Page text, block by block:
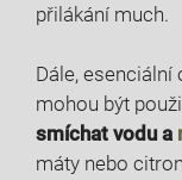
přilákání much.
Dále, esenciální
mohou být
smíchat vodu a
máty nebo